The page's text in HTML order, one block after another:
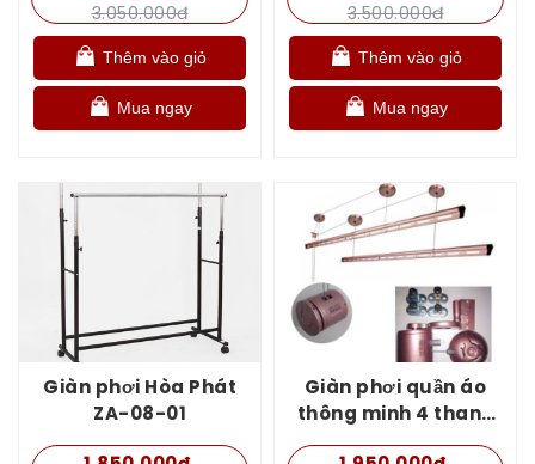
3.050.000đ
Thêm vào giỏ
Mua ngay
3.500.000đ
Thêm vào giỏ
Mua ngay
Giàn phơi Hòa Phát
ZA-08-01
Giàn phơi quần áo
thông minh 4 thanh
phơi H001